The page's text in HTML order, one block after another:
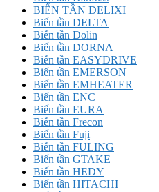
BIẾN TẦN DELIXI
Biến tần DELTA
Biến tần Dolin
Biến tần DORNA
Biến tần EASYDRIVE
Biến tần EMERSON
Biến tần EMHEATER
Biến tần ENC
Biến tần EURA
Biến tần Frecon
Biến tần Fuji
Biến tần FULING
Biến tần GTAKE
Biến tần HEDY
Biến tần HITACHI